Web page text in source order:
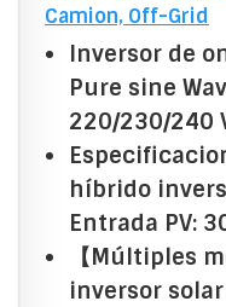
Camion, Off-Grid
Inversor de
Pure sine
220/230/240
híbrido
Entrada PV:
【Múltiples
inversor